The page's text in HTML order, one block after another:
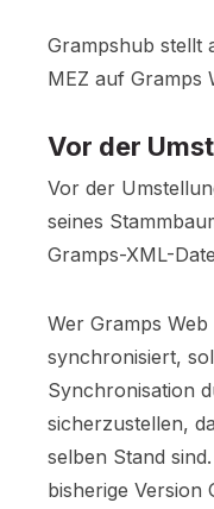
Grampshub stellt
MEZ auf Gramps
Vor der
Vor der
seines
Gramps-XML-
Wer Gramps
synchronisiert,
Synchronisation
sicherzustellen,
selben Stand
bisherige Version